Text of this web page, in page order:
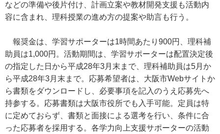
などの準備や後片付け、計画立案や教材開発支援も活動内
容に含まれ、理科授業の進め方の提案や助言も行う。
報奨金は、学習サポーターは1時間あたり900円、理科補
助員は1,000円。活動期間は、学習サポーターは配置決定後
の指定した日から平成28年3月末まで、理科補助員は5月か
ら平成28年3月末まで。応募希望者は、大阪市Webサイトか
ら書類をダウンロードし、必要事項を記入のうえ応募先へ
持参する。応募書類は大阪市役所でも入手可能。定員は特
に定めておらず、書類と面接による選考を行い、条件に合
った応募者を採用する。各学力向上支援サポーターの活動